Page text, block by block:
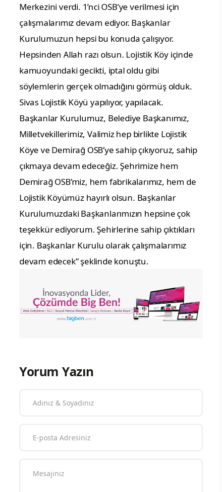
Merkezini verdi. 1’nci OSB’ye verilmesi için
çalışmalarımız devam ediyor. Başkanlar
Kurulumuzun hepsi bu konuda çalışıyor.
Hepsinden Allah razı olsun. Lojistik Köy içinde
kamuoyundaki gecikti, iptal oldu gibi
söylemlerin gerçek olmadığını görmüş olduk.
Sivas Lojistik Köyü yapılıyor, yapılacak.
Başkanlar Kurulumuz, Belediye Başkanımız,
Milletvekillerimiz, Valimiz hep birlikte Lojistik
Köye ve Demirağ OSB’ye sahip çıkıyoruz, sahip
çıkmaya devam edeceğiz. Şehrimize hem
Demirağ OSB’miz, hem fabrikalarımız, hem de
Lojistik Köyümüz hayırlı olsun. Başkanlar
Kurulumuzdaki Başkanlarımızın hepsine çok
teşekkür ediyorum. Şehirlerine sahip çıktıkları
için. Başkanlar Kurulu olarak çalışmalarımız
devam edecek” şeklinde konuştu.
Yorum Yazın